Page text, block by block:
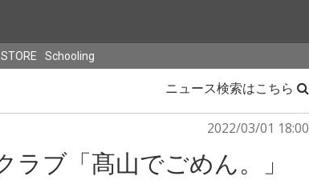
STORE Schooling
ニュース検索はこちら
2022/03/01 18:00
ブ「髙山でごめん。」